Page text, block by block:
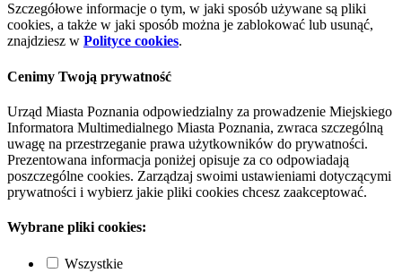
Szczegółowe informacje o tym, w jaki sposób używane są pliki
cookies, a także w jaki sposób można je zablokować lub usunąć,
znajdziesz w Polityce cookies.
Cenimy Twoją prywatność
Urząd Miasta Poznania odpowiedzialny za prowadzenie Miejskiego
Informatora Multimedialnego Miasta Poznania, zwraca szczególną
uwagę na przestrzeganie prawa użytkowników do prywatności.
Prezentowana informacja poniżej opisuje za co odpowiadają
poszczególne cookies. Zarządzaj swoimi ustawieniami dotyczącymi
prywatności i wybierz jakie pliki cookies chcesz zaakceptować.
Wybrane pliki cookies:
Wszystkie